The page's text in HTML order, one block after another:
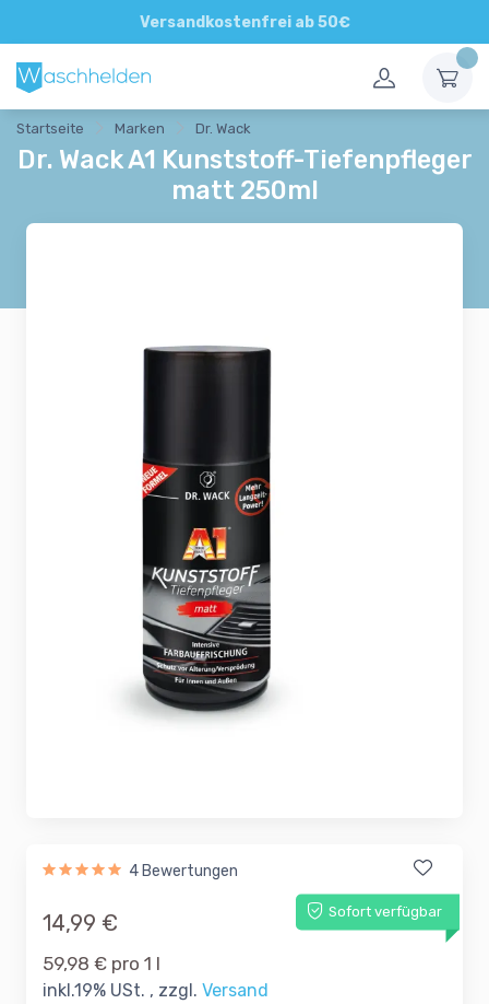
Versandkostenfrei ab 50€
Direkte und persönliche Beratung
Startseite Marken Dr. Wack
Dr. Wack A1 Kunststoff-Tiefenpfleger
matt 250ml
4 Bewertungen
Sofort verfügbar
14,99 €
59,98 € pro 1 l
inkl.19% USt. , zzgl. Versand